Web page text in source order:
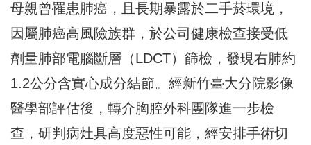
母親曾罹患肺癌，且長期暴露於二手菸環境，
因屬肺癌高風險族群，於公司健康檢查接受低
劑量肺部電腦斷層（LDCT）篩檢，發現右肺約
1.2公分含實心成分結節。經新竹臺大分院影像
醫學部評估後，轉介胸腔外科團隊進一步檢
查，研判病灶具高度惡性可能，經安排手術切